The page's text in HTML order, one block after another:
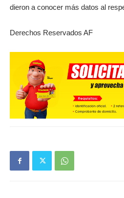
dieron a conocer más datos al
Derechos Reservados AF